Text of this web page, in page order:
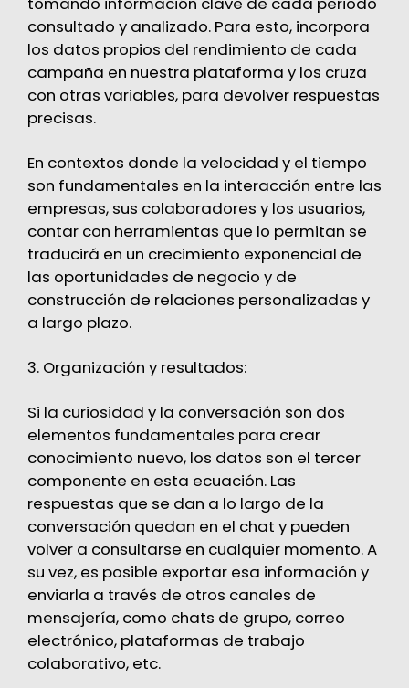
consultado y analizado. Para esto, incorpora
los datos propios del rendimiento de cada
campaña en nuestra plataforma y los cruza
con otras variables, para devolver respuestas
precisas.
En contextos donde la velocidad y el tiempo
son fundamentales en la interacción entre las
empresas, sus colaboradores y los usuarios,
contar con herramientas que lo permitan se
traducirá en un crecimiento exponencial de
las oportunidades de negocio y de
construcción de relaciones personalizadas y
a largo plazo.
3. Organización y resultados:
Si la curiosidad y la conversación son dos
elementos fundamentales para crear
conocimiento nuevo, los datos son el tercer
componente en esta ecuación. Las
respuestas que se dan a lo largo de la
conversación quedan en el chat y pueden
volver a consultarse en cualquier momento. A
su vez, es posible exportar esa información y
enviarla a través de otros canales de
mensajería, como chats de grupo, correo
electrónico, plataformas de trabajo
colaborativo, etc.